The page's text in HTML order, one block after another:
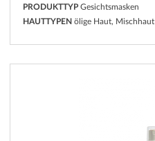
PRODUKTTYP Gesichtsmasken
HAUTTYPEN ölige Haut, Mischhaut